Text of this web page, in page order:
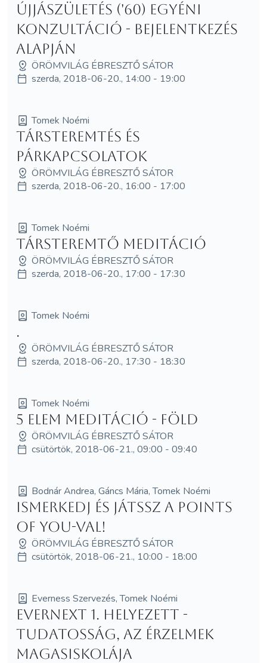
Újjászületés ('60) egyéni
konzultáció - bejelentkezés
alapján
ÖRÖMVILÁG ÉBRESZTŐ SÁTOR
szerda, 2018-06-20., 14:00 - 19:00
Tomek Noémi
Társteremtés és
párkapcsolatok
ÖRÖMVILÁG ÉBRESZTŐ SÁTOR
szerda, 2018-06-20., 16:00 - 17:00
Tomek Noémi
Társteremtő meditáció
ÖRÖMVILÁG ÉBRESZTŐ SÁTOR
szerda, 2018-06-20., 17:00 - 17:30
Tomek Noémi
.
ÖRÖMVILÁG ÉBRESZTŐ SÁTOR
szerda, 2018-06-20., 17:30 - 18:30
Tomek Noémi
5 elem meditáció - Föld
ÖRÖMVILÁG ÉBRESZTŐ SÁTOR
csütörtök, 2018-06-21., 09:00 - 09:40
Bodnár Andrea, Gáncs Mária, Tomek Noémi
Ismerkedj és játssz a Points
of You-val!
ÖRÖMVILÁG ÉBRESZTŐ SÁTOR
csütörtök, 2018-06-21., 10:00 - 18:00
Everness Szervezés, Tomek Noémi
Evernext 1. helyezett -
Tudatosság, az érzelmek
magasiskolája